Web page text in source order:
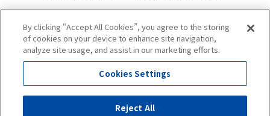
防災パートナーシップ
学生対象YO-CO-SO
（ようこそ）FOOMA
SDGsへの取り組み
このサイトについて
プライバシーポリシー
サイトマップ
By clicking “Accept All Cookies”, you agree to the storing
of cookies on your device to enhance site navigation,
analyze site usage, and assist in our marketing efforts.
Cookies Settings
Reject All